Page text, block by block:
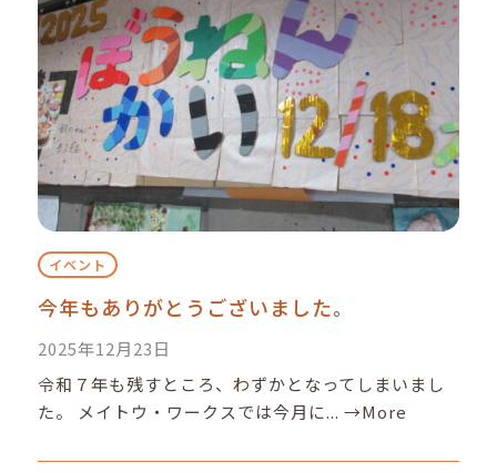
イベント
今年もありがとうございました。
2025年12月23日
令和７年も残すところ、わずかとなってしまいまし
た。 メイトウ・ワークスでは今月に...→More